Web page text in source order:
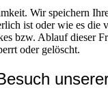
Wir speichern
ist oder wie es die
bzw. Ablauf dieser
oder gelöscht.